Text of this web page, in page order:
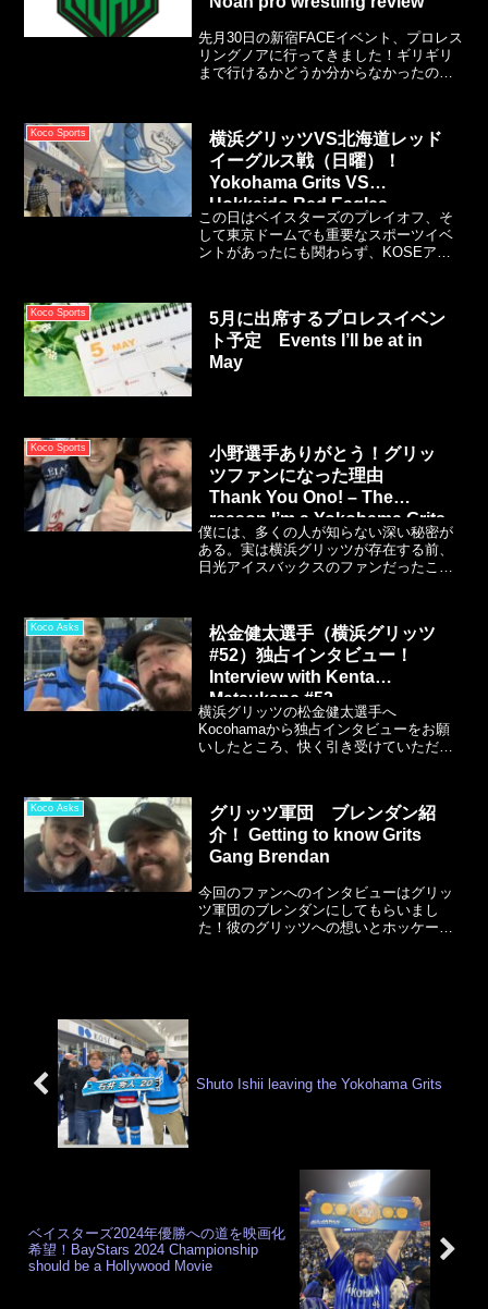
先月30日の新宿FACEイベント、プロレス
リングノアに行ってきました！ギリギリ
まで行けるかどうか分からなかったので
いった感想としては、とても満足できる
イベントだったので嬉しかったです。
Koco Sports
横浜グリッツVS北海道レッド
イーグルス戦（日曜）！
Yokohama Grits VS
Hokkaido Red Eagles
この日はベイスターズのプレイオフ、そ
して東京ドームでも重要なスポーツイベ
ントがあったにも関わらず、KOSEアイ
のスポーツの一つとなっているのがわか
る1日でした。日曜日の試合はグリッツの
選手たちは思ったよりも頑張ってくれて
手に汗握る試合を見せてくれました。
Koco Sports
5月に出席するプロレスイベン
ト予定 Events I’ll be at in
May
Koco Sports
小野選手ありがとう！グリッ
ツファンになった理由
Thank You Ono! – The
reason I’m a Yokohama Grits
Fan
僕には、多くの人が知らない深い秘密が
ある。実は横浜グリッツが存在する前、
日光アイスバックスのファンだったこと
に現れたのだ。最初は練習試合かビール
リーグのチームだと思った。
Koco Asks
松金健太選手（横浜グリッツ
#52）独占インタビュー！
Interview with Kenta
Matsukane #52
横浜グリッツの松金健太選手へ
Kocohamaから独占インタビューをお願
いしたところ、快く引き受けていただき
中、答えていただきありがとうございま
す。
Koco Asks
グリッツ軍団 ブレンダン紹
介！ Getting to know Grits
Gang Brendan
今回のファンへのインタビューはグリッ
ツ軍団のブレンダンにしてもらいまし
た！彼のグリッツへの想いとホッケーフ
Shuto Ishii leaving the Yokohama Grits
ベイスターズ2024年優勝への道を映画化
希望！BayStars 2024 Championship
should be a Hollywood Movie